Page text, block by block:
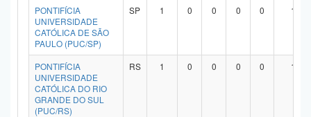
PONTIFÍCIA
UNIVERSIDADE
CATÓLICA DE SÃO
PAULO (PUC/SP)
SP 1 0 0 0 0 1
PONTIFÍCIA
UNIVERSIDADE
CATÓLICA DO RIO
GRANDE DO SUL
(PUC/RS)
RS 1 0 0 0 0 1